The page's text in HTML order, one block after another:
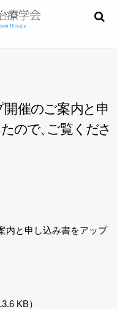
開催のご案内と 申
たので、 ご覧く ださ
内と申し込み書をアップ
KB）